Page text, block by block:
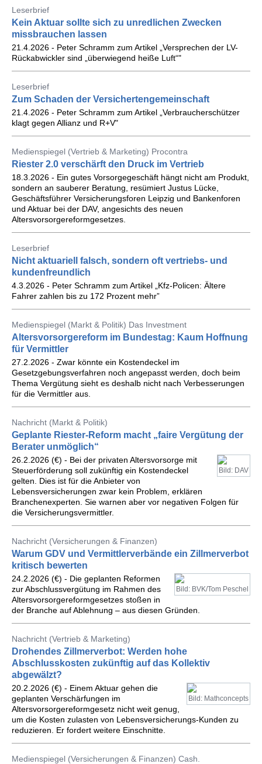
Leserbrief
Kein Aktuar sollte sich zu unredlichen Zwecken
missbrauchen lassen
21.4.2026 - Peter Schramm zum Artikel „Versprechen der LV-
Rückabwickler sind „überwiegend heiße Luft“"
Leserbrief
Zum Schaden der Versichertengemeinschaft
21.4.2026 - Peter Schramm zum Artikel „Verbraucherschützer
klagt gegen Allianz und R+V"
Medienspiegel (Vertrieb & Marketing) Procontra
Riester 2.0 verschärft den Druck im Vertrieb
18.3.2026 - Ein gutes Vorsorgegeschäft hängt nicht am Produkt,
sondern an sauberer Beratung, resümiert Justus Lücke,
Geschäftsführer Versicherungsforen Leipzig und Bankenforen
und Aktuar bei der DAV, angesichts des neuen
Altersvorsorgereformgesetzes.
Leserbrief
Nicht aktuariell falsch, sondern oft vertriebs- und
kundenfreundlich
4.3.2026 - Peter Schramm zum Artikel „Kfz-Policen: Ältere
Fahrer zahlen bis zu 172 Prozent mehr”
Medienspiegel (Markt & Politik) Das Investment
Altersvorsorgereform im Bundestag: Kaum Hoffnung
für Vermittler
27.2.2026 - Zwar könnte ein Kostendeckel im
Gesetzgebungsverfahren noch angepasst werden, doch beim
Thema Vergütung sieht es deshalb nicht nach Verbesserungen
für die Vermittler aus.
Nachricht (Markt & Politik)
Geplante Riester-Reform macht „faire Vergütung der
Berater unmöglich“
Bild: DAV
26.2.2026 (€) - Bei der privaten Altersvorsorge mit
Steuerförderung soll zukünftig ein Kostendeckel
gelten. Dies ist für die Anbieter von
Lebensversicherungen zwar kein Problem, erklären
Branchenexperten. Sie warnen aber vor negativen Folgen für
die Versicherungsvermittler.
Nachricht (Versicherungen & Finanzen)
Warum GDV und Vermittlerverbände ein Zillmerverbot
kritisch bewerten
Bild: BVK/Tom Peschel
24.2.2026 (€) - Die geplanten Reformen
zur Abschlussvergütung im Rahmen des
Altersvorsorgereformgesetzes stoßen in
der Branche auf Ablehnung – aus diesen Gründen.
Nachricht (Vertrieb & Marketing)
Drohendes Zillmerverbot: Werden hohe
Abschlusskosten zukünftig auf das Kollektiv
abgewälzt?
Bild: Mathconcepts
20.2.2026 (€) - Einem Aktuar gehen die
geplanten Verschärfungen im
Altersvorsorgereformgesetz nicht weit genug,
um die Kosten zulasten von Lebensversicherungs-Kunden zu
reduzieren. Er fordert weitere Einschnitte.
Medienspiegel (Versicherungen & Finanzen) Cash.